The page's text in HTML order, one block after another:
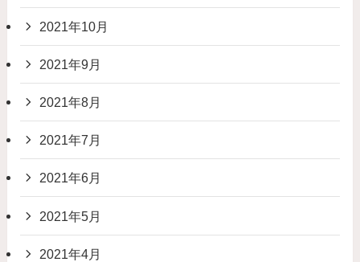
2021年10月
2021年9月
2021年8月
2021年7月
2021年6月
2021年5月
2021年4月